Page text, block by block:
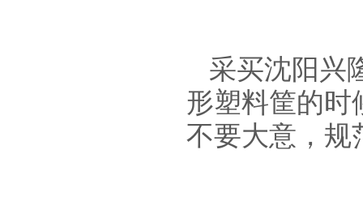
采买沈阳兴
形塑料筐的时
不要大意，规